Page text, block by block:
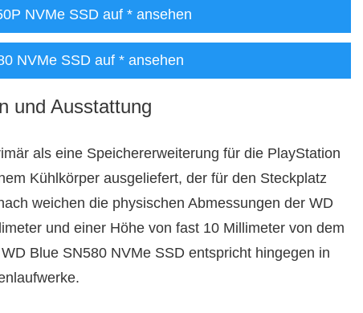
NVMe SSD auf * ansehen
NVMe SSD auf * ansehen
und Ausstattung
als eine Speichererweiterung für die PlayStation
Kühlkörper ausgeliefert, der für den Steckplatz
weichen die physischen Abmessungen der WD
und einer Höhe von fast 10 Millimeter von dem
Blue SN580 NVMe SSD entspricht hingegen in